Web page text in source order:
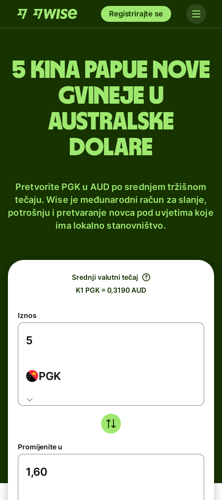
Registrirajte se
5 kina Papue Nove
Gvineje u
australske
dolare
Pretvorite PGK u AUD po srednjem tržišnom
tečaju. Wise je međunarodni račun za slanje,
potrošnju i pretvaranje novca pod uvjetima koje
ima lokalno stanovništvo.
Srednji valutni tečaj
K1 PGK = 0,3190 AUD
Iznos
PGK
Promijenite u